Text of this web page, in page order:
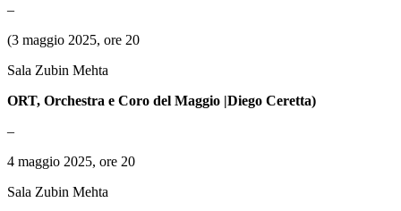
–
(3 maggio 2025, ore 20
Sala Zubin Mehta
ORT, Orchestra e Coro del Maggio |Diego Ceretta)
–
4 maggio 2025, ore 20
Sala Zubin Mehta